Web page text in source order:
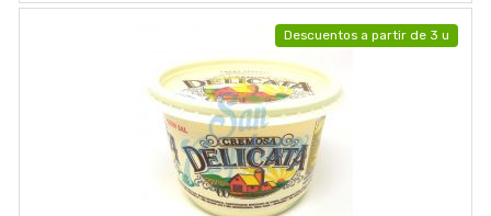
Descuentos a partir de 3 u